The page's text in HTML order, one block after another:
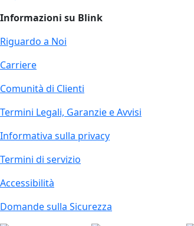
Informazioni su Blink
Riguardo a Noi
Carriere
Comunità di Clienti
Termini Legali, Garanzie e Avvisi
Informativa sulla privacy
Termini di servizio
Accessibilità
Domande sulla Sicurezza